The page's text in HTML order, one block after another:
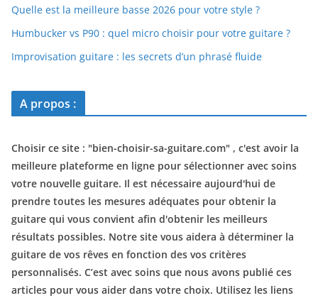
Quelle est la meilleure basse 2026 pour votre style ?
Humbucker vs P90 : quel micro choisir pour votre guitare ?
Improvisation guitare : les secrets d’un phrasé fluide
A propos :
Choisir ce site : "bien-choisir-sa-guitare.com" , c'est avoir la
meilleure plateforme en ligne pour sélectionner avec soins
votre nouvelle guitare. Il est nécessaire aujourd'hui de
prendre toutes les mesures adéquates pour obtenir la
guitare qui vous convient afin d'obtenir les meilleurs
résultats possibles. Notre site vous aidera à déterminer la
guitare de vos rêves en fonction des vos critères
personnalisés. C’est avec soins que nous avons publié ces
articles pour vous aider dans votre choix. Utilisez les liens